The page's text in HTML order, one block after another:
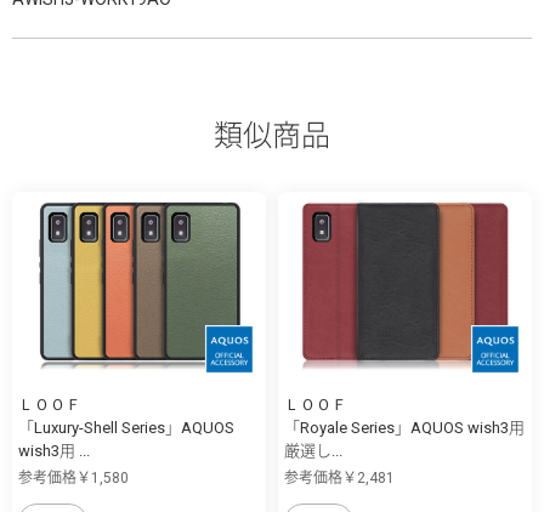
類似商品
ＬＯＯＦ
「Luxury-Shell Series」AQUOS
wish3用 ...
参考価格￥1,580
ＬＯＯＦ
「Royale Series」AQUOS wish3用
厳選し...
参考価格￥2,481